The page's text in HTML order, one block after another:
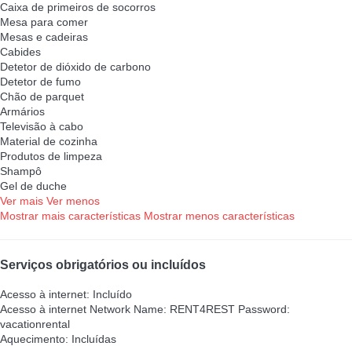
Caixa de primeiros de socorros
Mesa para comer
Mesas e cadeiras
Cabides
Detetor de dióxido de carbono
Detetor de fumo
Chão de parquet
Armários
Televisão à cabo
Material de cozinha
Produtos de limpeza
Shampô
Gel de duche
Ver mais Ver menos
Mostrar mais características Mostrar menos características
Serviços obrigatórios ou incluídos
Acesso à internet: Incluído
Acesso à internet Network Name: RENT4REST Password:
vacationrental
Aquecimento: Incluídas